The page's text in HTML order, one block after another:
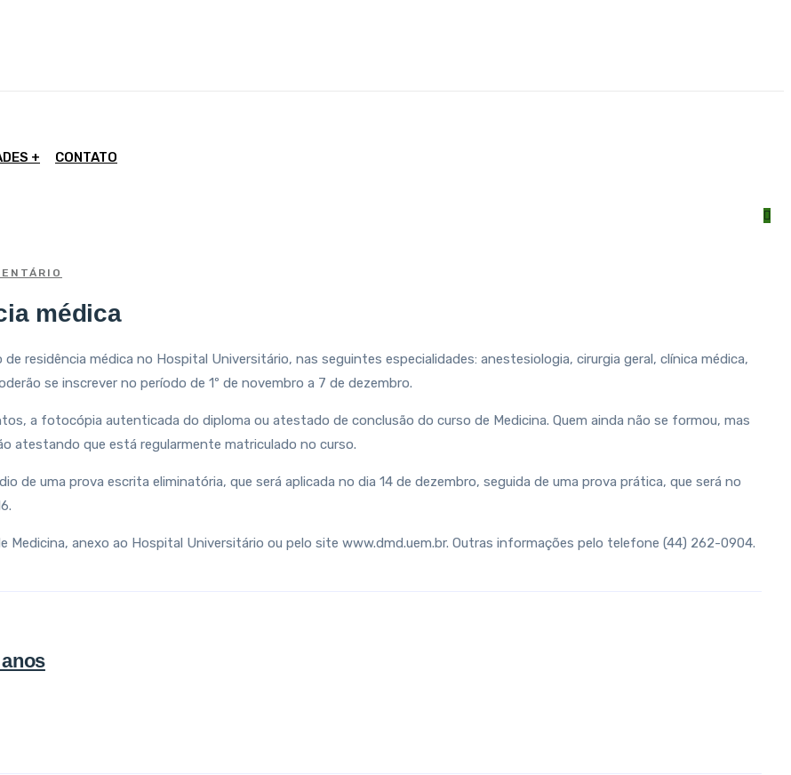
CONTATO
médica
residência médica no Hospital Universitário, nas seguintes especialidades: anestesiologia, cirurgia geral, clínica médica,
se inscrever no período de 1º de novembro a 7 de dezembro.
a fotocópia autenticada do diploma ou atestado de conclusão do curso de Medicina. Quem ainda não se formou, mas
atestando que está regularmente matriculado no curso.
de uma prova escrita eliminatória, que será aplicada no dia 14 de dezembro, seguida de uma prova prática, que será no
anexo ao Hospital Universitário ou pelo site www.dmd.uem.br. Outras informações pelo telefone (44) 262-0904.